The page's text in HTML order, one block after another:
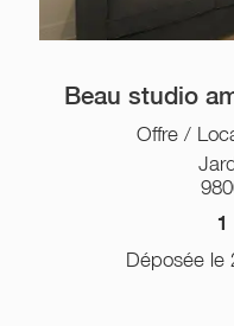
Beau studio
Offre /
1
Déposée le